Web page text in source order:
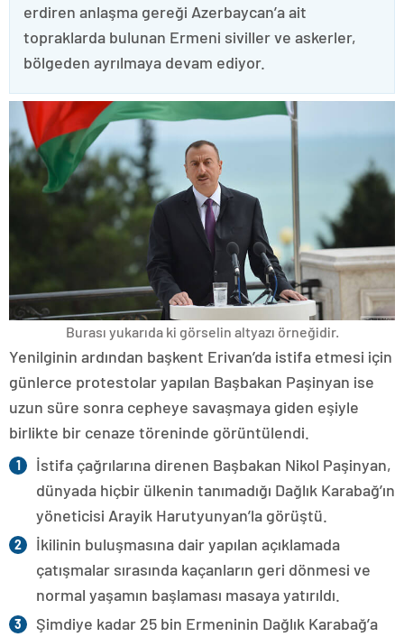
erdiren anlaşma gereği Azerbaycan’a ait
topraklarda bulunan Ermeni siviller ve askerler,
bölgeden ayrılmaya devam ediyor.
Burası yukarıda ki görselin altyazı örneğidir.
Yenilginin ardından başkent Erivan’da istifa etmesi için
günlerce protestolar yapılan Başbakan Paşinyan ise
uzun süre sonra cepheye savaşmaya giden eşiyle
birlikte bir cenaze töreninde görüntülendi.
İstifa çağrılarına direnen Başbakan Nikol Paşinyan,
dünyada hiçbir ülkenin tanımadığı Dağlık Karabağ’ın
yöneticisi Arayik Harutyunyan’la görüştü.
İkilinin buluşmasına dair yapılan açıklamada
çatışmalar sırasında kaçanların geri dönmesi ve
normal yaşamın başlaması masaya yatırıldı.
Şimdiye kadar 25 bin Ermeninin Dağlık Karabağ’a